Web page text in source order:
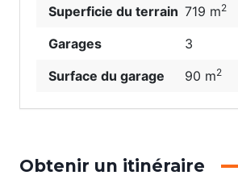
Superficie du terrain 719 m2
Garages
3
Surface du garage
90 m2
Obtenir un itinéraire